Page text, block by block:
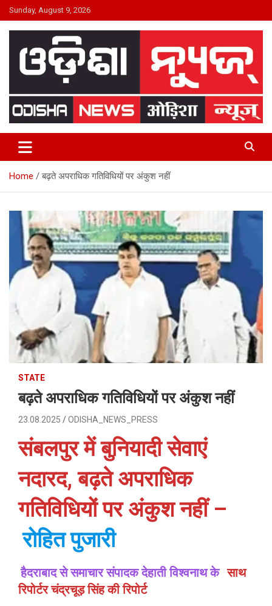
Skip
to
content
Sunday, August 9, 2026
ODISHA NEWS
Home बढ़ते अपराधिक गतिविधियों पर अंकुश नहीं
STATE
बढ़ते अपराधिक गतिविधियों पर अंकुश नहीं
23.08.2025 ODISHA_NEWS_PRESS
संबलपुर में बुनियादी सेवाएं
नदारद, बढ़ते अपराधिक
गतिविधियों पर अंकुश नहीं –
रोहित पुजारी
हैदराबाद से समाचार संपादक देहाती विश्वनाथ के साथ
रिपोर्टर चंद्रचूड़ सिंह की रिपोर्ट